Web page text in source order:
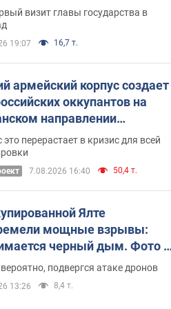
визит главы государства в
19:07 16,7 т.
армейский корпус создает
оккупантов на
направлении
дискомфорт: как это
это перерастает в кризис для всей
7.08.2026 16:40 50,4 т.
Ялте
мощные взрывы:
черный дым. Фото и
подвергся атаке дронов
13:26 8,4 т.